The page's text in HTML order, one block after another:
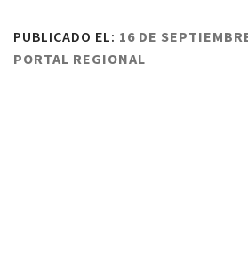
PUBLICADO EL: 16 DE
PORTAL REGIONAL